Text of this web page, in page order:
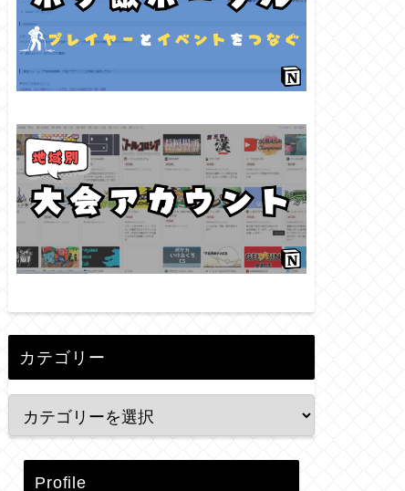
カテゴリー
Profile